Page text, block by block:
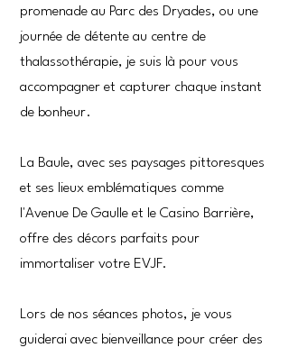
promenade au Parc des Dryades, ou une
journée de détente au centre de
thalassothérapie, je suis là pour vous
accompagner et capturer chaque instant
de bonheur.
La Baule, avec ses paysages pittoresques
et ses lieux emblématiques comme
l'Avenue De Gaulle et le Casino Barrière,
offre des décors parfaits pour
immortaliser votre EVJF.
Lors de nos séances photos, je vous
guiderai avec bienveillance pour créer des